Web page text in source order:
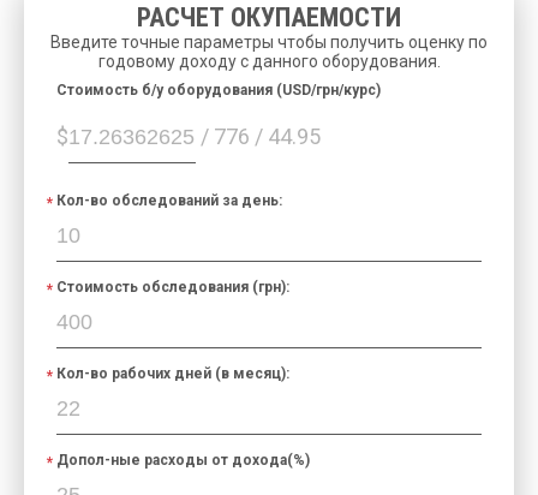
РАСЧЕТ ОКУПАЕМОСТИ
Введите точные параметры чтобы получить оценку по
годовому доходу с данного оборудования.
$ / 776 / 44.95
Cтоимость б/у оборудования (USD/грн/курс)
Кол-во обследований за день:
Стоимость обследования (грн):
Кол-во рабочих дней (в месяц):
Допол-ные расходы от дохода(%)